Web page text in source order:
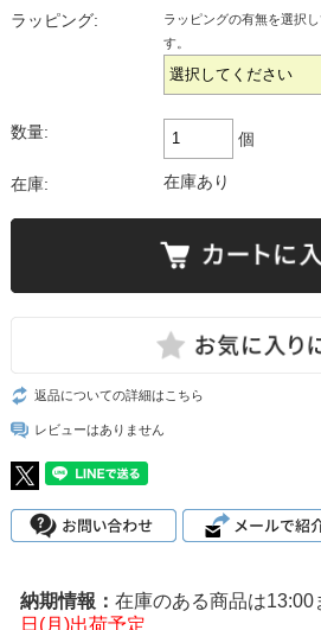
ラッピング:
ラッピングの有無を選択
す。
数量: 個
在庫: 在庫あり
返品についての詳細はこちら
レビューはありません
在庫のある商品は13:00
日(月)出荷予定